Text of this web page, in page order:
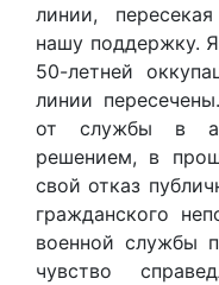
линии,
нашу поддержку.
50-летней
линии
от службы в
решением, в
свой отказ
гражданского
военной службы
чувство